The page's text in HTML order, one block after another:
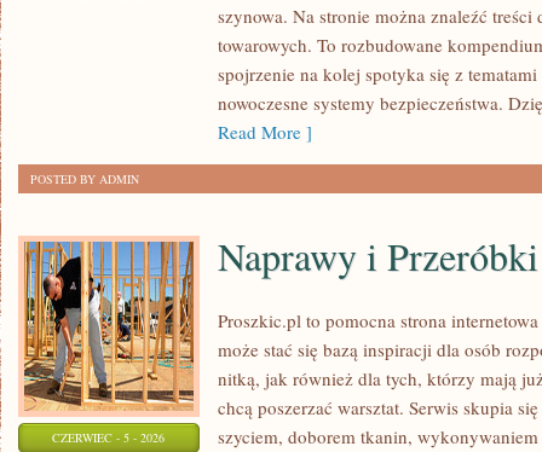
WYDARZENIA
szynowa. Na stronie można znaleźć treści
towarowych. To rozbudowane
spojrzenie na kolej spotyka się z
nowoczesne systemy bezpieczeństwa.
Read More ]
POSTED BY ADMIN
CZERWIEC - 5 - 2026
Naprawy i Przeróbki
Proszkic.pl to pomocna strona
może stać się bazą inspiracji dla osób
nitką, jak również dla tych, którzy mają
chcą poszerzać warsztat. Serwis skupia
szyciem, doborem tkanin,